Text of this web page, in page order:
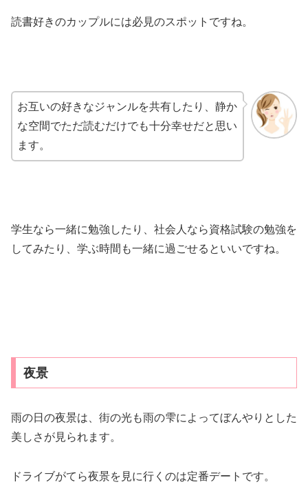
読書好きのカップルには必見のスポットですね。
お互いの好きなジャンルを共有したり、静か
な空間でただ読むだけでも十分幸せだと思い
ます。
学生なら一緒に勉強したり、社会人なら資格試験の勉強を
してみたり、学ぶ時間も一緒に過ごせるといいですね。
夜景
雨の日の夜景は、街の光も雨の雫によってぼんやりとした
美しさが見られます。
ドライブがてら夜景を見に行くのは定番デートです。